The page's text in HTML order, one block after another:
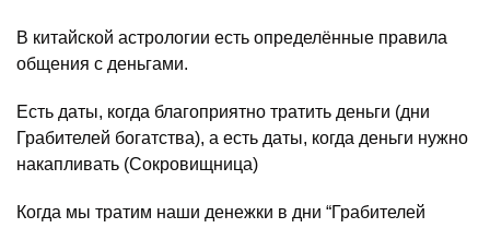
В китайской астрологии есть определённые правила
общения с деньгами.
Есть даты, когда благоприятно тратить деньги (дни
Грабителей богатства), а есть даты, когда деньги нужно
накапливать (Сокровищница)
Когда мы тратим наши денежки в дни “Грабителей